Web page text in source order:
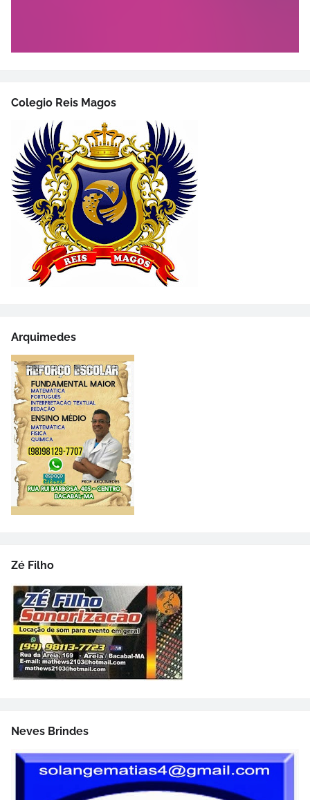
Colegio Reis Magos
Arquimedes
Zé Filho
Neves Brindes